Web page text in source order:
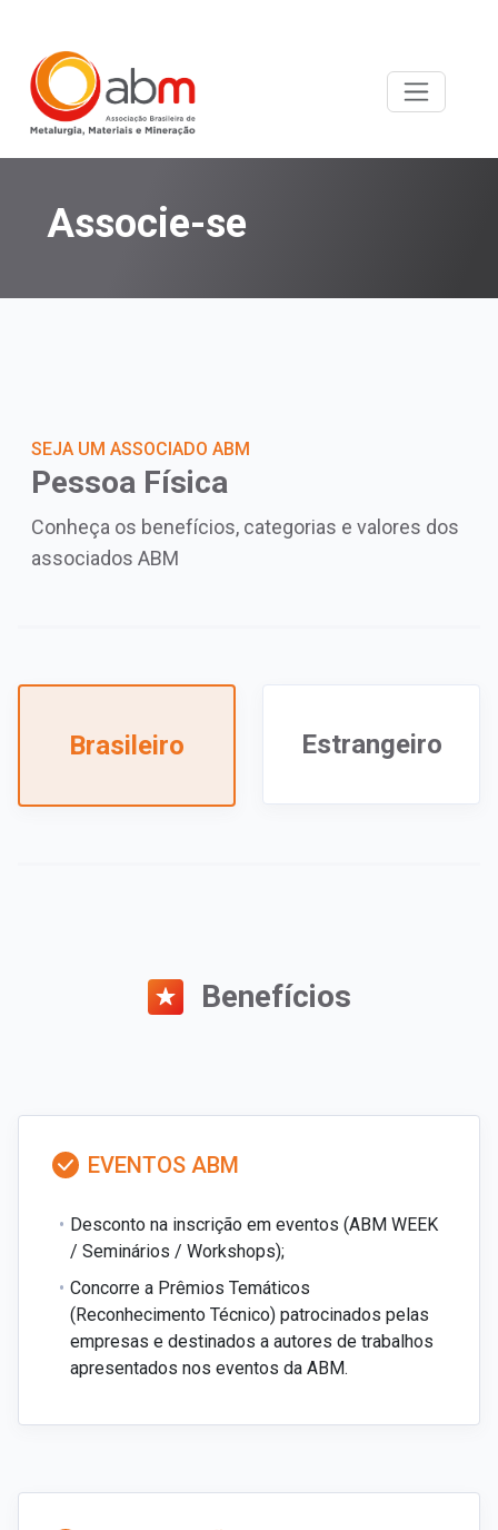
Associe-se
SEJA UM ASSOCIADO ABM
Pessoa Física
Conheça os benefícios, categorias e valores dos
associados ABM
Brasileiro Estrangeiro
Benefícios
EVENTOS ABM
Desconto na inscrição em eventos (ABM WEEK
/ Seminários / Workshops);
Concorre a Prêmios Temáticos
(Reconhecimento Técnico) patrocinados pelas
empresas e destinados a autores de trabalhos
apresentados nos eventos da ABM.